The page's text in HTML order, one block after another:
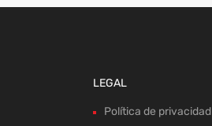
LEGAL
Política de privacidad